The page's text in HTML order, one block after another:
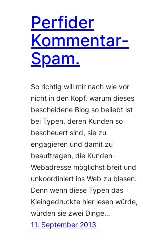
Perfider
Kommentar-
Spam.
So richtig will mir nach wie vor
nicht in den Kopf, warum dieses
bescheidene Blog so beliebt ist
bei Typen, deren Kunden so
bescheuert sind, sie zu
engagieren und damit zu
beauftragen, die Kunden-
Webadresse möglichst breit und
unkoordiniert ins Web zu blasen.
Denn wenn diese Typen das
Kleingedruckte hier lesen würde,
würden sie zwei Dinge…
11. September 2013